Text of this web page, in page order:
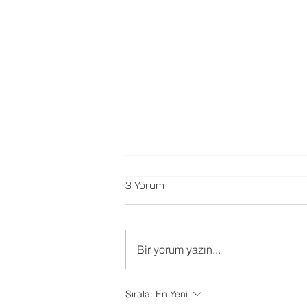
Trimble Sketch Up Öğrenci
3 Yorum
Bir yorum yazın...
Sırala: En Yeni